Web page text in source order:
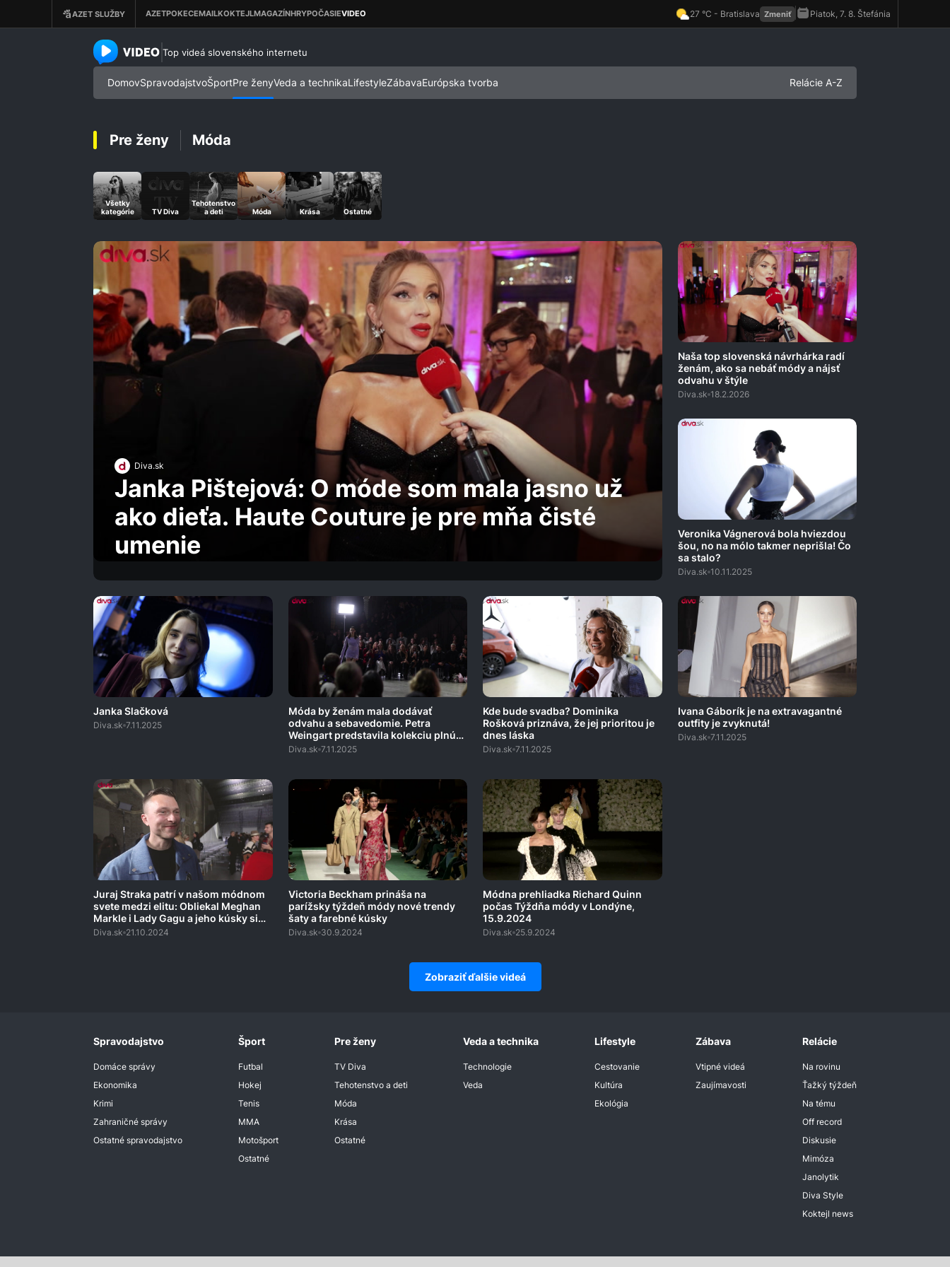
azet.video.sk
Top videá slovenského internetu
DomovSpravodajstvoŠportPre ženyVeda a technikaLifestyleZábavaEurópska tvorba Relácie A-Z
Pre ženy Móda
Všetky
kategórie
TV Diva
Tehotenstvo
a deti
Móda Krása Ostatné
Diva.sk
Janka Pištejová: O móde som mala jasno už
ako dieťa. Haute Couture je pre mňa čisté
umenie
Naša top slovenská návrhárka radí
ženám, ako sa nebáť módy a nájsť
odvahu v štýle
Diva.sk 18.2.2026
Veronika Vágnerová bola hviezdou
šou, no na mólo takmer neprišla! Čo
sa stalo?
Diva.sk 10.11.2025
Janka Slačková
Diva.sk 7.11.2025
Móda by ženám mala dodávať
odvahu a sebavedomie. Petra
Weingart predstavila kolekciu plnú
sexepílu a dravosti
Diva.sk 7.11.2025
Kde bude svadba? Dominika
Rošková priznáva, že jej prioritou je
dnes láska
Diva.sk 7.11.2025
Ivana Gáborík je na extravagantné
outfity je zvyknutá!
Diva.sk 7.11.2025
Juraj Straka patrí v našom módnom
svete medzi elitu: Obliekal Meghan
Markle i Lady Gagu a jeho kúsky si
obľúbila aj nekompromisná Anna
Diva.sk 21.10.2024
Victoria Beckham prináša na
parížsky týždeň módy nové trendy
šaty a farebné kúsky​
Diva.sk 30.9.2024
Módna prehliadka Richard Quinn
počas Týždňa módy v Londýne,
15.9.2024
Diva.sk 25.9.2024
Zobraziť ďalšie videá
Spravodajstvo
Domáce správy
Ekonomika
Krimi
Zahraničné správy
Ostatné spravodajstvo
Šport
Futbal
Hokej
Tenis
MMA
Motošport
Ostatné
Pre ženy
TV Diva
Tehotenstvo a deti
Móda
Krása
Ostatné
Veda a technika
Technologie
Veda
Lifestyle
Cestovanie
Kultúra
Ekológia
Zábava
Vtipné videá
Zaujímavosti
Relácie
Na rovinu
Ťažký týždeň
Na tému
Off record
Diskusie
Mimóza
Janolytik
Diva Style
Koktejl news